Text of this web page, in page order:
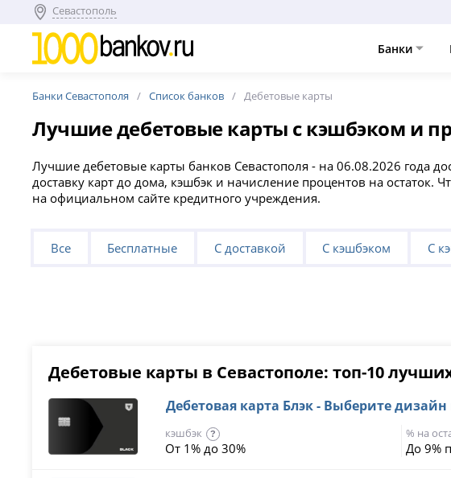
Севастополь
Банки
Банки Севастополя Список банков Дебетовые карты
Лучшие дебетовые карты с кэшбэком и
Лучшие дебетовые карты банков Севастополя - на 06.08.2026 года
доставку карт до дома, кэшбэк и начисление процентов на остаток.
на официальном сайте кредитного учреждения.
Все Бесплатные С доставкой С кэшбэком С
Дебетовые карты в Севастополе: топ-10
Дебетовая карта Блэк - Выберите
кэшбэк
?
От 1% до 30%
% на
До 9%